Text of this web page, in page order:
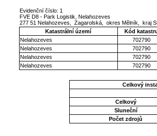
Evidenční číslo: 1
FVE D8 - Park Logistik, Nelahozeves
277 51 Nelahozeves, Zagarolská, okres Mělník, kraj
Katastrální území
Kód
Nelahozeves
702790
Nelahozeves
702790
Nelahozeves
702790
Nelahozeves
702790
Celkový
Celkový
Sluneční
Počet zdrojů